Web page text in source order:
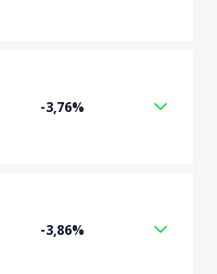
-3,76%
-3,86%